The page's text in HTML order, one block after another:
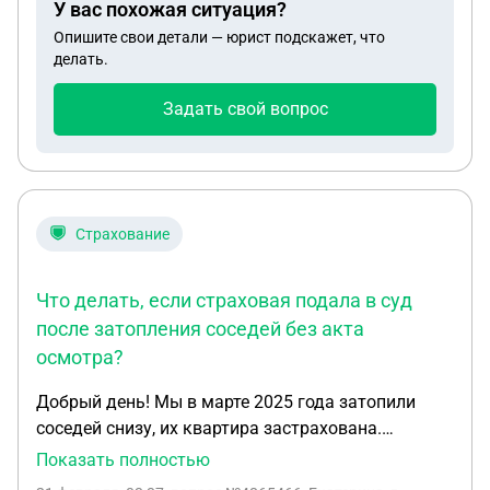
У вас похожая ситуация?
Опишите свои детали — юрист подскажет, что
делать.
Задать свой вопрос
Страхование
Что делать, если страховая подала в суд
после затопления соседей без акта
осмотра?
Добрый день! Мы в марте 2025 года затопили
соседей снизу, их квартира застрахована.
Собственник заграницей, а в квартире живет
Показать полностью